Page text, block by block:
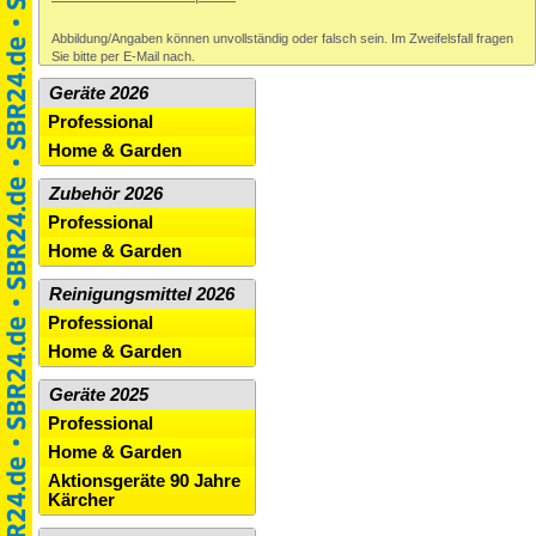
Abbildung/Angaben können unvollständig oder falsch sein. Im Zweifelsfall fragen
Sie bitte per E-Mail nach.
Geräte 2026
Professional
Home & Garden
Zubehör 2026
Professional
Home & Garden
Reinigungsmittel 2026
Professional
Home & Garden
Geräte 2025
Professional
Home & Garden
Aktionsgeräte 90 Jahre
Kärcher